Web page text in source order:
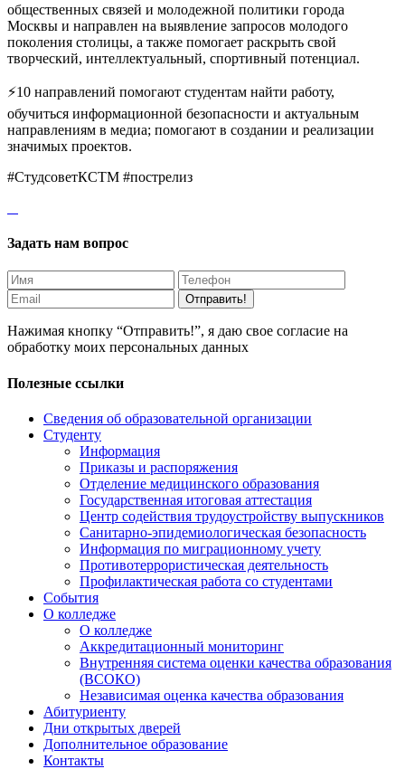
общественных связей и молодежной политики города
Москвы и направлен на выявление запросов молодого
поколения столицы, а также помогает раскрыть свой
творческий, интеллектуальный, спортивный потенциал.
⚡10 направлений помогают студентам найти работу,
обучиться информационной безопасности и актуальным
направлениям в медиа; помогают в создании и реализации
значимых проектов.
#СтудсоветКСТМ #пострелиз
Задать нам вопрос
Отправить!
Нажимая кнопку “Отправить!”, я даю свое согласие на
обработку моих персональных данных
Полезные ссылки
Сведения об образовательной организации
Студенту
Информация
Приказы и распоряжения
Отделение медицинского образования
Государственная итоговая аттестация
Центр содействия трудоустройству выпускников
Санитарно-эпидемиологическая безопасность
Информация по миграционному учету
Противотеррористическая деятельность
Профилактическая работа со студентами
События
О колледже
О колледже
Аккредитационный мониторинг
Внутренняя система оценки качества образования
(ВСОКО)
Независимая оценка качества образования
Абитуриенту
Дни открытых дверей
Дополнительное образование
Контакты